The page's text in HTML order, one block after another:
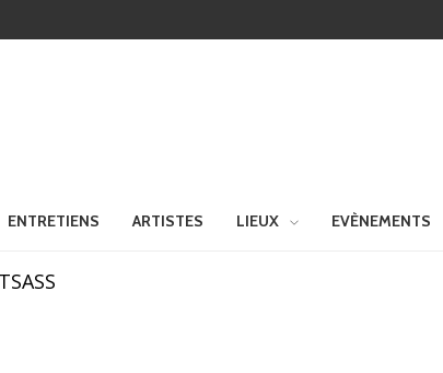
ENTRETIENS ARTISTES LIEUX EVÈNEMENTS